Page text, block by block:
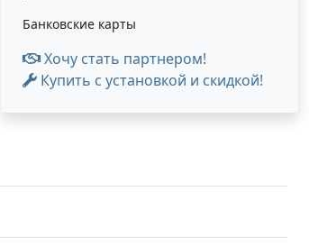
Банковские карты
Хочу стать партнером!
Купить с установкой и скидкой!